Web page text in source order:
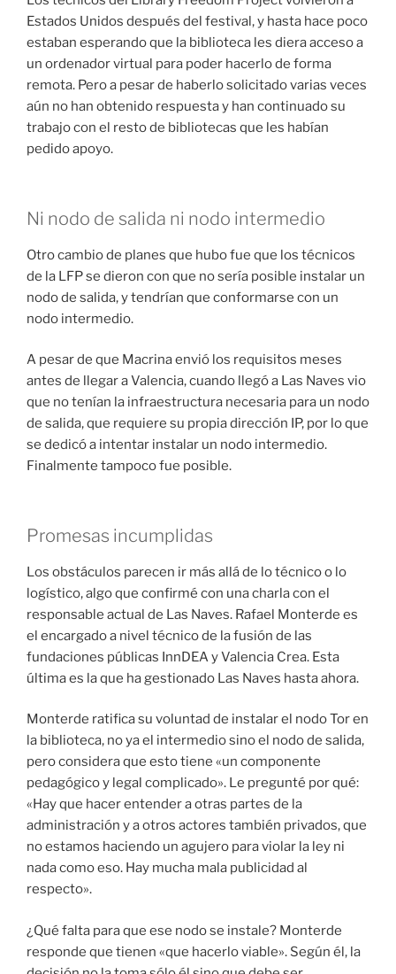
Estados Unidos después del festival, y hasta hace poco
estaban esperando que la biblioteca les diera acceso a
un ordenador virtual para poder hacerlo de forma
remota. Pero a pesar de haberlo solicitado varias veces
aún no han obtenido respuesta y han continuado su
trabajo con el resto de bibliotecas que les habían
pedido apoyo.
Ni nodo de salida ni nodo intermedio
Otro cambio de planes que hubo fue que los técnicos
de la LFP se dieron con que no sería posible instalar un
nodo de salida, y tendrían que conformarse con un
nodo intermedio.
A pesar de que Macrina envió los requisitos meses
antes de llegar a Valencia, cuando llegó a Las Naves vio
que no tenían la infraestructura necesaria para un nodo
de salida, que requiere su propia dirección IP, por lo que
se dedicó a intentar instalar un nodo intermedio.
Finalmente tampoco fue posible.
Promesas incumplidas
Los obstáculos parecen ir más allá de lo técnico o lo
logístico, algo que confirmé con una charla con el
responsable actual de Las Naves. Rafael Monterde es
el encargado a nivel técnico de la fusión de las
fundaciones públicas InnDEA y Valencia Crea. Esta
última es la que ha gestionado Las Naves hasta ahora.
Monterde ratifica su voluntad de instalar el nodo Tor en
la biblioteca, no ya el intermedio sino el nodo de salida,
pero considera que esto tiene «un componente
pedagógico y legal complicado». Le pregunté por qué:
«Hay que hacer entender a otras partes de la
administración y a otros actores también privados, que
no estamos haciendo un agujero para violar la ley ni
nada como eso. Hay mucha mala publicidad al
respecto».
¿Qué falta para que ese nodo se instale? Monterde
responde que tienen «que hacerlo viable». Según él, la